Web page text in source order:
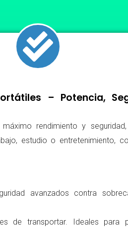
– Potencia,
rendimiento y
estudio o entretenimiento,
avanzados contra
de transportar. Ideales para